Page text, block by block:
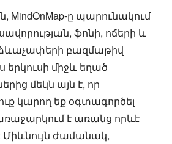
MindOnMap-ը պարունակում
ֆոնի, ոճերի և
բազմաթիվ
երկուսի միջև եղած
մեկն այն է, որ
կարող եք օգտագործել
է առանց որևէ
Միևնույն ժամանակ,